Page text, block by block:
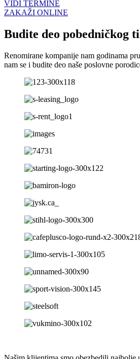
VIDI TERMINE
ZAKAŽI ONLINE
Budite deo pobedničkog
Renomirane kompanije nam godinama
nam se i budite deo naše poslovne